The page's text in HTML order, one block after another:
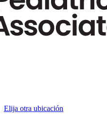
Elija otra ubicación